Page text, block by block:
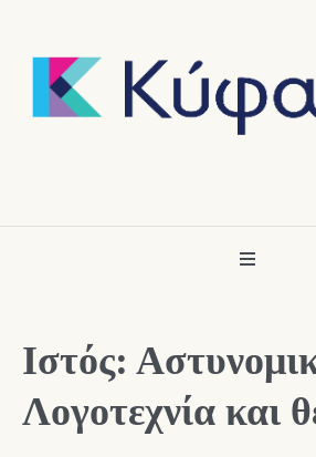
Ιστός:
Λογοτεχνία και